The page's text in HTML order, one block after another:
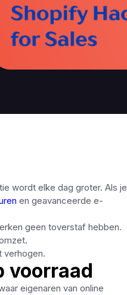
wordt elke dag groter. Als je
en geavanceerde e-
geen toverstaf hebben.
verhogen.
voorraad
eigenaren van online